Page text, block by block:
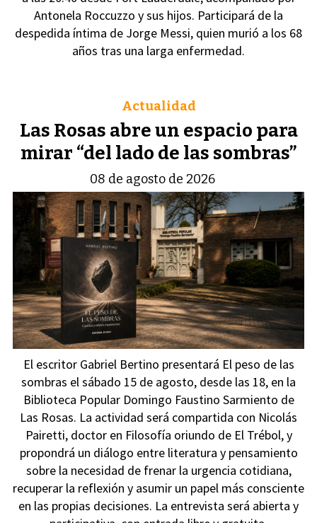
Antonela Roccuzzo y sus hijos. Participará de la
despedida íntima de Jorge Messi, quien murió a los 68
años tras una larga enfermedad.
Las Rosas abre un espacio para
mirar “del lado de las sombras”
Actualidad
08 de agosto de 2026
El escritor Gabriel Bertino presentará El peso de las
sombras el sábado 15 de agosto, desde las 18, en la
Biblioteca Popular Domingo Faustino Sarmiento de
Las Rosas. La actividad será compartida con Nicolás
Pairetti, doctor en Filosofía oriundo de El Trébol, y
propondrá un diálogo entre literatura y pensamiento
sobre la necesidad de frenar la urgencia cotidiana,
recuperar la reflexión y asumir un papel más consciente
en las propias decisiones. La entrevista será abierta y